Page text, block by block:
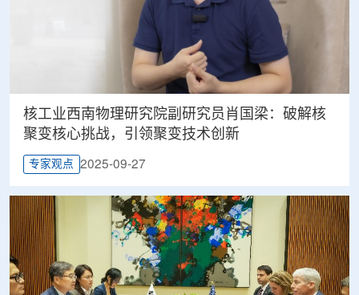
核工业西南物理研究院副研究员肖国梁：破解核
聚变核心挑战，引领聚变技术创新
专家观点 2025-09-27